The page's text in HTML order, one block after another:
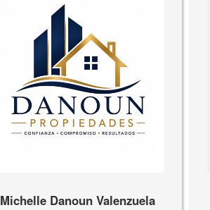
Michelle Danoun Valenzuela